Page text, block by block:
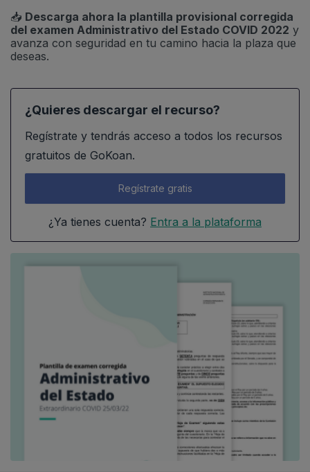
📥 Descarga ahora la plantilla provisional corregida
del examen Administrativo del Estado COVID 2022 y
avanza con seguridad en tu camino hacia la plaza que
deseas.
¿Quieres descargar el recurso?
Regístrate y tendrás acceso a todos los recursos
gratuitos de GoKoan.
Regístrate gratis
¿Ya tienes cuenta? Entra a la plataforma